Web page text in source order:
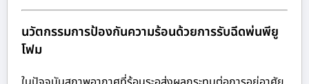
นวัตกรรมการป้องกันความร้อนด้วยการรับฉีดพ่นพียู
โฟม